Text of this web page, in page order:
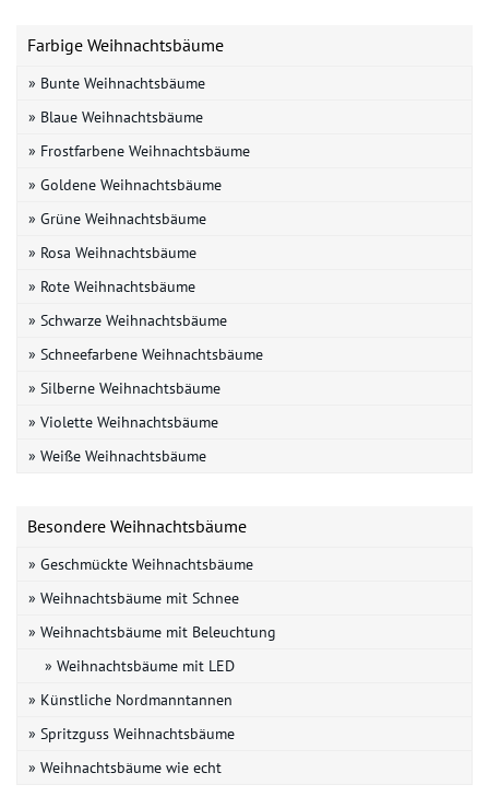
Farbige Weihnachtsbäume
» Bunte Weihnachtsbäume
» Blaue Weihnachtsbäume
» Frostfarbene Weihnachtsbäume
» Goldene Weihnachtsbäume
» Grüne Weihnachtsbäume
» Rosa Weihnachtsbäume
» Rote Weihnachtsbäume
» Schwarze Weihnachtsbäume
» Schneefarbene Weihnachtsbäume
» Silberne Weihnachtsbäume
» Violette Weihnachtsbäume
» Weiße Weihnachtsbäume
Besondere Weihnachtsbäume
» Geschmückte Weihnachtsbäume
» Weihnachtsbäume mit Schnee
» Weihnachtsbäume mit Beleuchtung
» Weihnachtsbäume mit LED
» Künstliche Nordmanntannen
» Spritzguss Weihnachtsbäume
» Weihnachtsbäume wie echt